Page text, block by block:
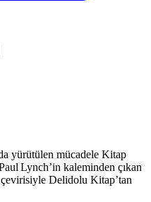
Kitap
Lynch’in kaleminden çıkan
Delidolu Kitap’tan